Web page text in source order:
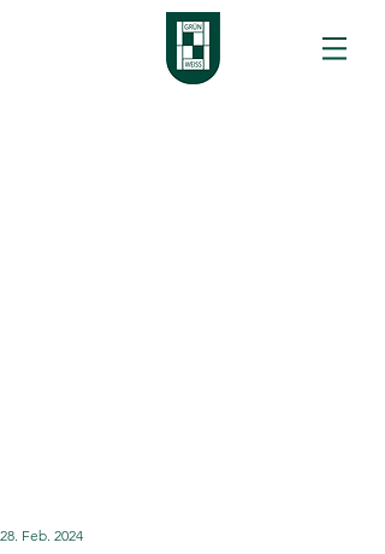
28. Feb. 2024